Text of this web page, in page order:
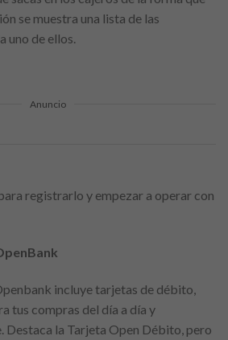
se muestra una lista de las
uno de ellos.
Anuncio
registrarlo y empezar a operar con
incluye tarjetas de débito,
tus compras del día a día y
Destaca la Tarjeta Open Débito, pero